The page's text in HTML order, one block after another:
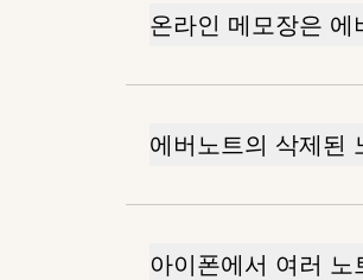
온라인 메모장은 에
에버노트의 삭제된
아이폰에서 여러